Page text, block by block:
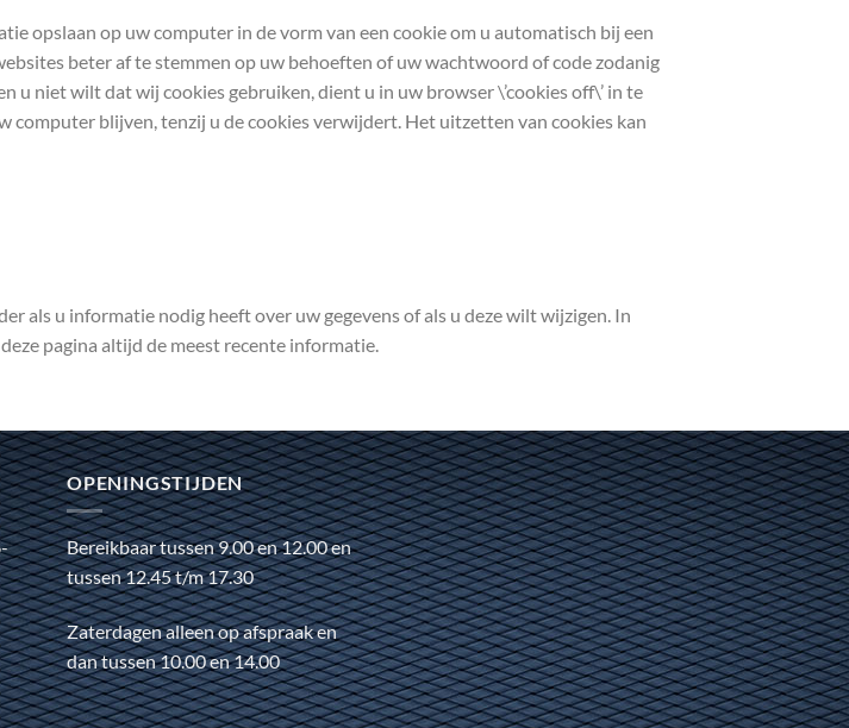
opslaan op uw computer in de vorm van een cookie om u automatisch bij een
beter af te stemmen op uw behoeften of uw wachtwoord of code zodanig
u niet wilt dat wij cookies gebruiken, dient u in uw browser \’cookies off\’ in te
computer blijven, tenzij u de cookies verwijdert. Het uitzetten van cookies kan
als u informatie nodig heeft over uw gegevens of als u deze wilt wijzigen. In
pagina altijd de meest recente informatie.
OPENINGSTIJDEN
Bereikbaar tussen 9.00 en 12.00 en
tussen 12.45 t/m 17.30
Zaterdagen alleen op afspraak en
dan tussen 10.00 en 14.00